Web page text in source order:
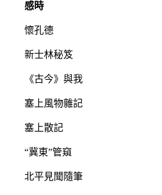
感時
懷孔德
新士林秘笈
《古今》與我
塞上風物雜記
塞上散記
“冀東”管窺
北平見聞隨筆